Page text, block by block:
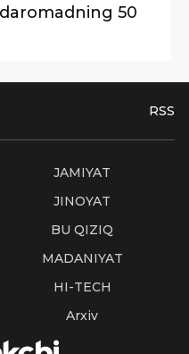
50
RSS
JAMIYAT
JINOYAT
BU QIZIQ
MADANIYAT
HI-TECH
Arxiv